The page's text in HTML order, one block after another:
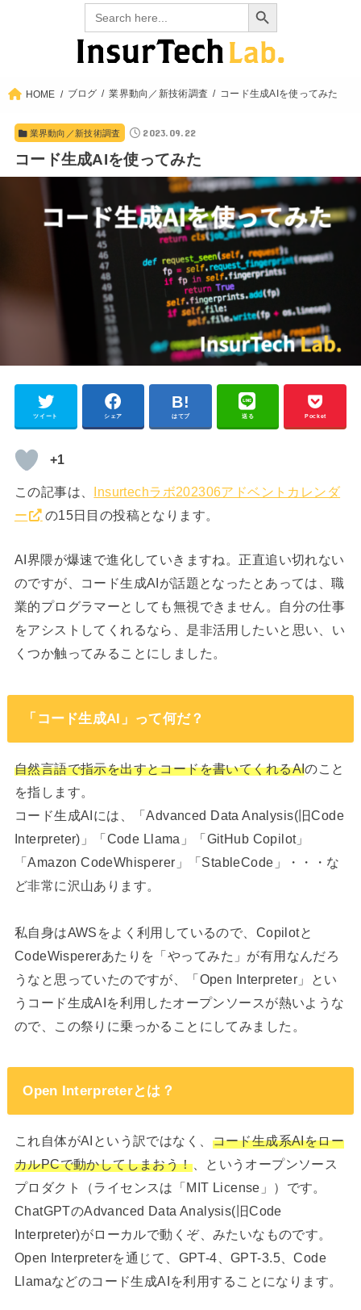
Search
for:
HOME ブログ 業界動向／新技術調査 コード生成AIを使ってみた
業界動向／新技術調査 2023.09.22
コード生成AIを使ってみた
ツイート シェア はてブ 送る Pocket
+1
この記事は、 Insurtechラボ202306アドベントカレンダ
ー
の15日目の投稿となります。
AI界隈が爆速で進化していきますね。正直追い切れない
のですが、コード生成AIが話題となったとあっては、職
業的プログラマーとしても無視できません。自分の仕事
をアシストしてくれるなら、是非活用したいと思い、い
くつか触ってみることにしました。
「コード生成AI」って何だ？
自然言語で指示を出すとコードを書いてくれるAIのこと
を指します。
コード生成AIには、「Advanced Data Analysis(旧Code
Interpreter)」「Code Llama」「GitHub Copilot」
「Amazon CodeWhisperer」「StableCode」・・・な
ど非常に沢山あります。
私自身はAWSをよく利用しているので、Copilotと
CodeWispererあたりを「やってみた」が有用なんだろ
うなと思っていたのですが、「Open Interpreter」とい
うコード生成AIを利用したオープンソースが熱いような
ので、この祭りに乗っかることにしてみました。
Open Interpreterとは？
これ自体がAIという訳ではなく、 コード生成系AIをロー
カルPCで動かしてしまおう！、というオープンソース
プロダクト（ライセンスは「MIT License」）です。
ChatGPTのAdvanced Data Analysis(旧Code
Interpreter)がローカルで動くぞ、みたいなものです。
Open Interpreterを通じて、GPT-4、GPT-3.5、Code
Llamaなどのコード生成AIを利用することになります。